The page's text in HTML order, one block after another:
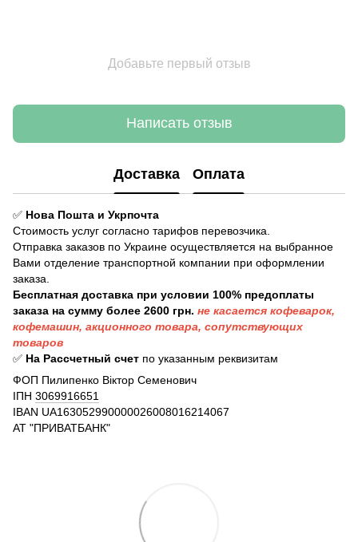
Добавьте первый отзыв
Написать отзыв
Доставка Оплата
✅ Нова Пошта и Укрпочта
Стоимость услуг согласно тарифов перевозчика.
Отправка заказов по Украине осуществляется на выбранное
Вами отделение транспортной компании при оформлении
заказа.
Бесплатная доставка при условии 100% предоплаты
заказа на сумму более 2600 грн. не касается кофеварок,
кофемашин, акционного товара, сопутствующих
товаров
✅ На Рассчетный счет по указанным реквизитам
ФОП Пилипенко Віктор Семенович
ІПН 3069916651
IBAN UA163052990000026008016214067
АТ "ПРИВАТБАНК"